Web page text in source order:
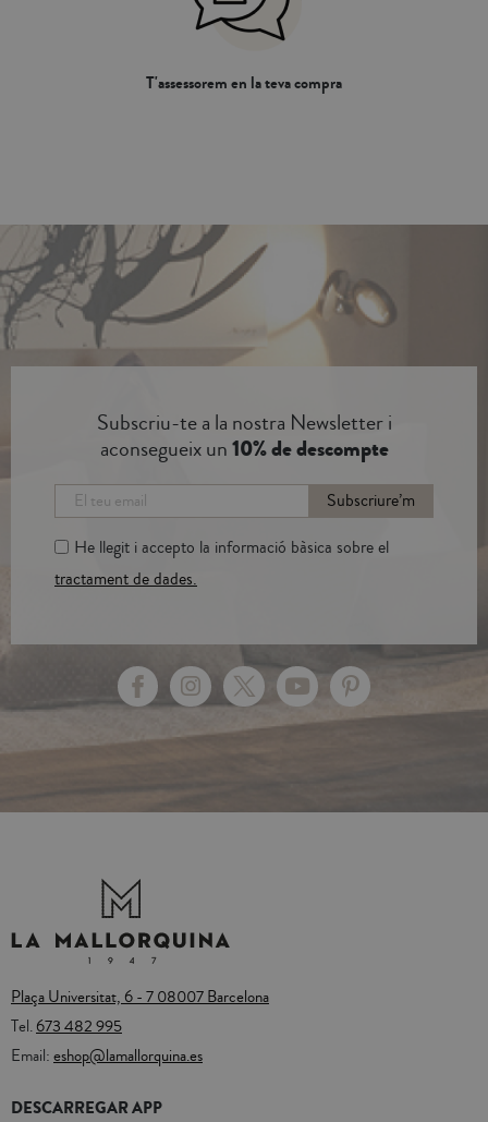
T'assessorem en la teva compra
Subscriu-te a la nostra Newsletter i
aconsegueix un10% de descompte
Subscriure’m
He llegit i accepto la informació bàsica sobre el
tractament de dades.
Plaça Universitat, 6 - 7 08007 Barcelona
Tel.673 482 995
Email:eshop@lamallorquina.es
DESCARREGAR APP